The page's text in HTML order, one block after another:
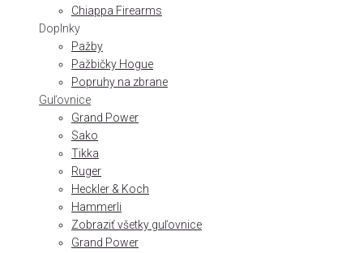
Chiappa Firearms
Doplnky
Pažby
Pažbičky Hogue
Popruhy na zbrane
Guľovnice
Grand Power
Sako
Tikka
Ruger
Heckler & Koch
Hammerli
Zobraziť všetky guľovnice
Grand Power